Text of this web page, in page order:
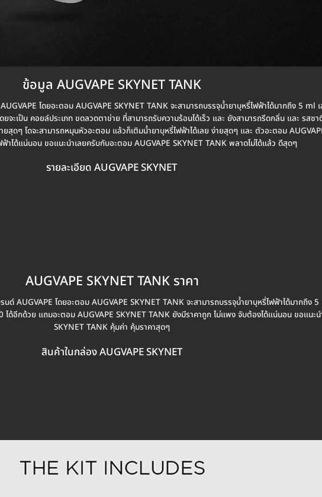
ข้อมูล AUGVAPE SKYNET TANK
โดยอะตอม AUGVAPE SKYNET TANK จะสามารถบรรจุน้ำยาบุหรี่ไฟฟ้าได้มากถึง 5 ml
จะเป็น คอยล์ประเภท ขดลวดตาข่าย ที่สามารถรับความร้อนได้เร็ว และ ยังสามารถรีดกลิ่น และ รสช
ยสุดๆ โดจะสามารถหมุนหัวอะตอม แล้วก็เติมน้ำยาบุหรี่ไฟฟ้าได้เลย ง่ายสุดๆ และ ตัวอะตอม
ฟ้าได้แน่นอน ขอแนะนำเลยครับกับอะตอม AUGVAPE SKYNET TANK พลาดไม่ได้แล้ว ดีสุดๆ
รายละเอียด AUGVAPE SKYNET
AUGVAPE SKYNET TANK ราคา
ด์ AUGVAPE โดยอะตอม AUGVAPE SKYNET TANK จะสามารถบรรจุน้ำยาบุหรี่ไฟฟ้าได้มากถึง
ได้อีกด้วย แถมอะตอม AUGVAPE SKYNET TANK ยังมีราคาถูก ไม่แพง จับต้องได้แน่นอน ขอแนะ
SKYNET TANK คุ้มค่า คุ้มราคาสุดๆ
สินค้าในกล่อง AUGVAPE SKYNET